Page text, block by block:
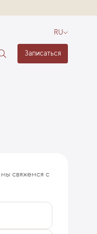
RU
Записаться
свяжемся с